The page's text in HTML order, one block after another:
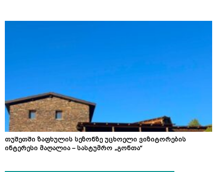
თუშეთში ზაფხულის სეზონზე უცხოელი ვიზიტორების
ინტერესი მაღალია – სასტუმრო „გონთა“